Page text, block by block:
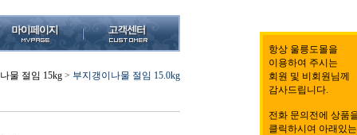
물 절임 15kg > 부지갱이나물 절임 15.0kg
항상 울릉도몰을
이용하여 주시는
회원 및 비회원님께
감사드립니다.
전화 문의전에 상품
클릭하시여 아래있는